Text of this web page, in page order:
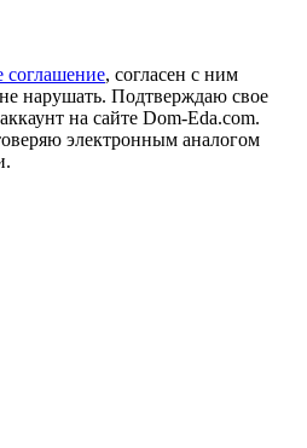
соглашение, согласен с ним
нарушать. Подтверждаю свое
на сайте Dom-Eda.com.
электронным аналогом